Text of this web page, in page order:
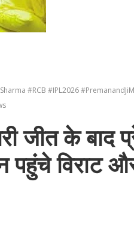
#RCB #IPL2026
जीत के बाद
पहुंचे विराट